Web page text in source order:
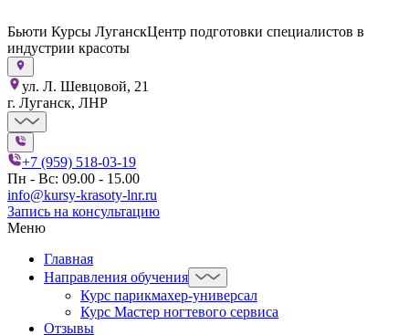
Бьюти Курсы ЛуганскЦентр подготовки специалистов в
индустрии красоты
ул. Л. Шевцовой, 21
г. Луганск, ЛНР
+7 (959) 518-03-19
Пн - Вс: 09.00 - 15.00
info@kursy-krasoty-lnr.ru
Запись на консультацию
Меню
Главная
Направления обучения
Курс парикмахер-универсал
Курс Мастер ногтевого сервиса
Отзывы